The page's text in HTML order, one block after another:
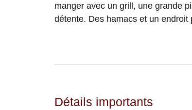
manger avec un grill, une grande
détente. Des hamacs et un
Détails importants